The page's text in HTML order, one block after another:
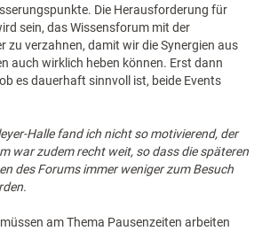
Die Herausforderung für
sein, das Wissensforum mit der
zu verzahnen, damit wir die Synergien aus
auch wirklich heben können. Erst dann
es dauerhaft sinnvoll ist, beide Events
Halle fand ich nicht so motivierend, der
war zudem recht weit, so dass die späteren
des Forums immer weniger zum Besuch
am Thema Pausenzeiten arbeiten